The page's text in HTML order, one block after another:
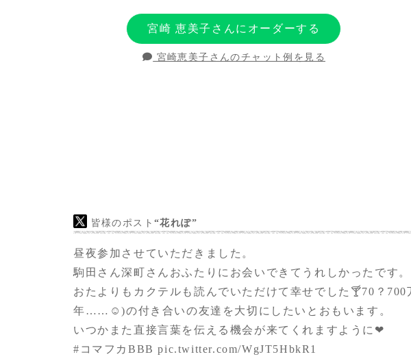
宮崎 恵美子さんにオーダーする
宮崎恵美子さんのチャット例を見る
皆様のポスト“花れぽ”
昼夜参加させていただきました。
駒田さん深町さんおふたりにお会いできてうれしかったです。
おたよりもカクテルも読んでいただけて幸せでした🍸70？700
年……☺️)の付き合いの友達を大切にしたいとおもいます。
いつかまた直接言葉を伝える機会が来てくれますように❤︎
#コマフカBBB pic.twitter.com/WgJT5HbkR1